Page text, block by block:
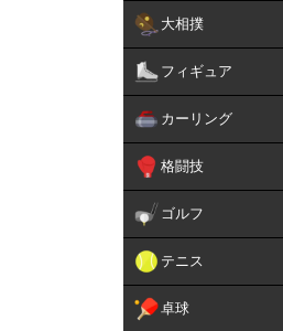
大相撲
フィギュア
カーリング
格闘技
ゴルフ
テニス
卓球